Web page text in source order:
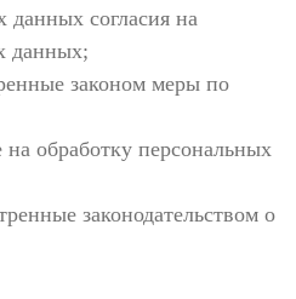
данных согласия на
данных;
законом меры по
на обработку персональных
законодательством о